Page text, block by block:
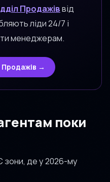
Продажіввід
ліди 24/7 і
менеджерам.
Продажів →
поки
зони, де у 2026-му